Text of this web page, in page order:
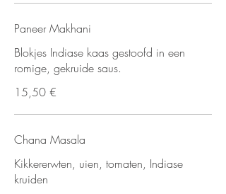
Paneer Makhani
Blokjes Indiase kaas gestoofd in een
romige, gekruide saus.
15,50 €
Chana Masala
Kikkererwten, uien, tomaten, Indiase
kruiden